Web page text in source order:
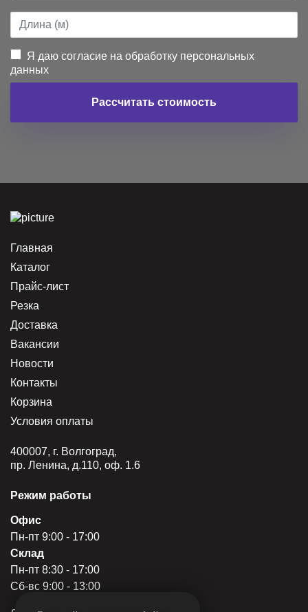
Я даю согласие на обработку персональных
данных
Рассчитать стоимость
Главная
Каталог
Прайс-лист
Резка
Доставка
Вакансии
Новости
Контакты
Корзина
Условия оплаты
400007, г. Волгоград,
пр. Ленина, д.110, оф. 1.6
Режим работы
Офис
Пн-пт 9:00 - 17:00
Склад
Пн-пт 8:30 - 17:00
Сб-вс 9:00 - 13:00